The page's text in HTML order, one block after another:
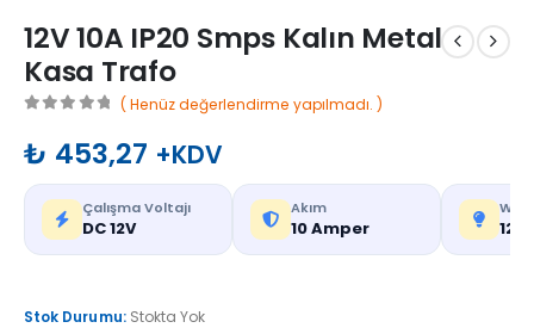
12V 10A IP20 Smps Kalın Metal
Kasa Trafo
( Henüz değerlendirme yapılmadı. )
₺ 453,27 +KDV
Çalışma Voltajı
DC 12V
Akım
10 Amper
Stok Durumu: Stokta Yok